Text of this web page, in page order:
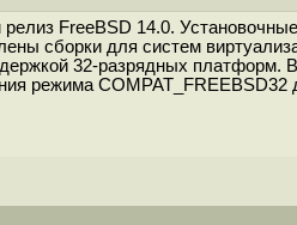
FreeBSD 14.0.
сборки для систем
32-разрядных
режима